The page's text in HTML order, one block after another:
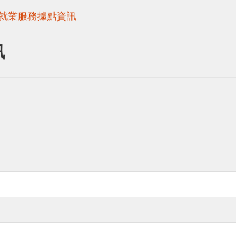
業服務據點資訊